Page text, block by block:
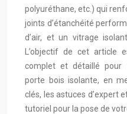
polyuréthane, etc.) qui
joints d’étanchéité
d’air, et un vitrage
L’objectif de cet article
complet et détaillé pour
porte bois isolante, en
clés, les astuces d’expert
tutoriel pour la pose de